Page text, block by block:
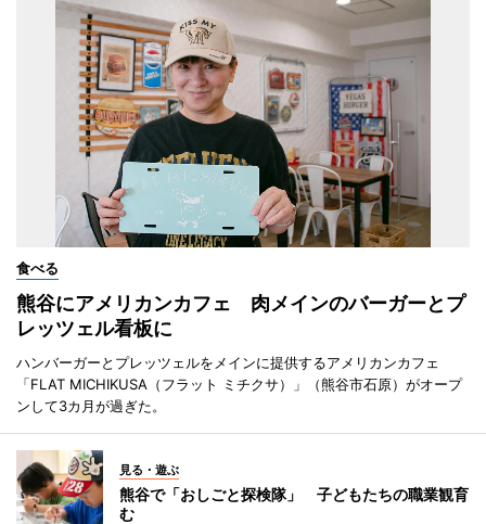
食べる
熊谷にアメリカンカフェ 肉メインのバーガーとプ
レッツェル看板に
ハンバーガーとプレッツェルをメインに提供するアメリカンカフェ
「FLAT MICHIKUSA（フラット ミチクサ）」（熊谷市石原）がオープ
ンして3カ月が過ぎた。
見る・遊ぶ
熊谷で「おしごと探検隊」 子どもたちの職業観育
む